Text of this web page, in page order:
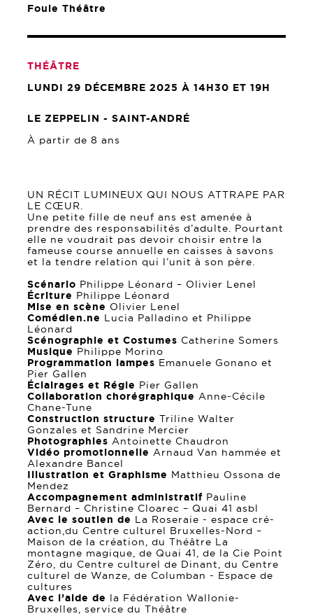
Foule Théâtre
THÉÂTRE
LUNDI 29 DÉCEMBRE 2025 À 14H30 ET 19H
LE ZEPPELIN - SAINT-ANDRÉ
À partir de 8 ans
UN RÉCIT LUMINEUX QUI NOUS ATTRAPE PAR
LE CŒUR.
Une petite fille de neuf ans est amenée à
prendre des responsabilités d’adulte. Pourtant
elle ne voudrait pas devoir choisir entre la
fameuse course annuelle en caisses à savons
et la tendre relation qui l’unit à son père.
Scénario Philippe Léonard – Olivier Lenel
Écriture Philippe Léonard
Mise en scène Olivier Lenel
Comédien.ne Lucia Palladino et Philippe
Léonard
Scénographie et Costumes Catherine Somers
Musique Philippe Morino
Programmation lampes Emanuele Gonano et
Pier Gallen
Éclairages et Régie Pier Gallen
Collaboration chorégraphique Anne-Cécile
Chane-Tune
Construction structure Triline Walter
Gonzales et Sandrine Mercier
Photographies Antoinette Chaudron
Vidéo promotionnelle Arnaud Van hammée et
Alexandre Bancel
Illustration et Graphisme Matthieu Ossona de
Mendez
Accompagnement administratifPauline
Bernard – Christine Cloarec – Quai 41 asbl
Avec le soutien de La Roseraie - espace cré-
action,du Centre culturel Bruxelles-Nord –
Maison de la création, du Théâtre La
montagne magique, de Quai 41, de la Cie Point
Zéro, du Centre culturel de Dinant, du Centre
culturel de Wanze, de Columban - Espace de
cultures
Avec l’aide de la Fédération Wallonie-
Bruxelles, service du Théâtre